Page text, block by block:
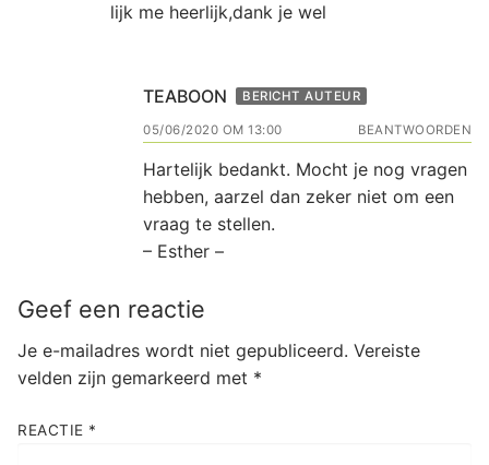
lijk me heerlijk,dank je wel
TEABOON BERICHT AUTEUR
05/06/2020 OM 13:00 BEANTWOORDEN
Hartelijk bedankt. Mocht je nog vragen
hebben, aarzel dan zeker niet om een
vraag te stellen.
– Esther –
Geef een reactie
Je e-mailadres wordt niet gepubliceerd. Vereiste
velden zijn gemarkeerd met *
REACTIE *